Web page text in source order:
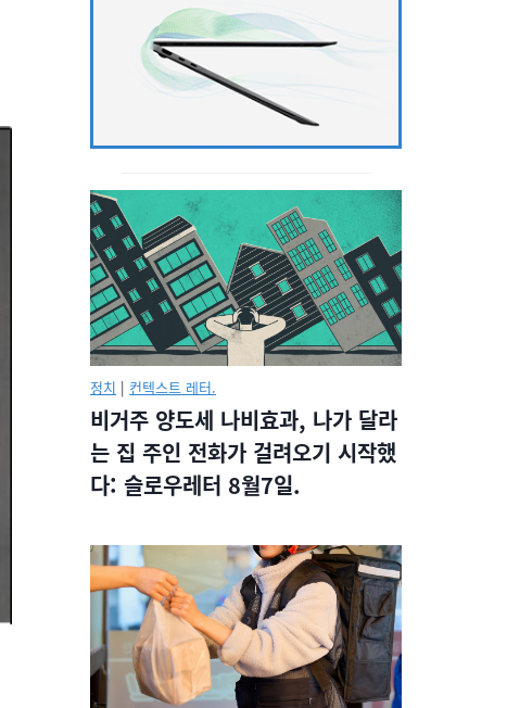
정치 | 컨텍스트 레터.
비거주 양도세 나비효과, 나가 달라
는 집 주인 전화가 걸려오기 시작했
다: 슬로우레터 8월7일.